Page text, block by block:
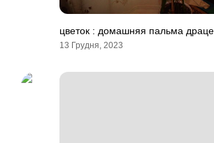
цветок : домашняя пальма
13 Грудня, 2023